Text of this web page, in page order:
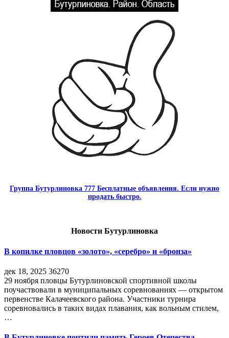
Группа Бутурлиновка 777 Бесплатные объявления. Если нужно
продать быстро.
Новости Бутурлиновка
В копилке пловцов «золото», «серебро» и «бронза»
дек 18, 2025 36270
29 ноября пловцы Бутурлиновской спортивной школы
поучаствовали в муниципальных соревнованиях — открытом
первенстве Калачеевского района. Участники турнира
соревновались в таких видах плавания, как вольным стилем,
…